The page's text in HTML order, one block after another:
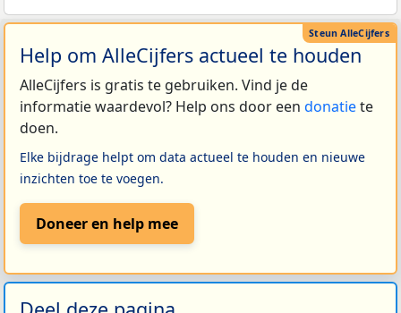
Help om AlleCijfers actueel te houden
AlleCijfers is gratis te gebruiken. Vind je de
informatie waardevol? Help ons door een donatiete
doen.
Elke bijdrage helpt om data actueel te houden en nieuwe
inzichten toe te voegen.
Doneer en help mee